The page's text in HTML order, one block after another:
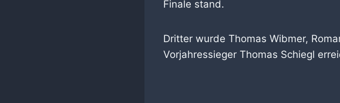
Finale stand.
Dritter wurde Thomas Wibmer,
Vorjahressieger Thomas Schiegl